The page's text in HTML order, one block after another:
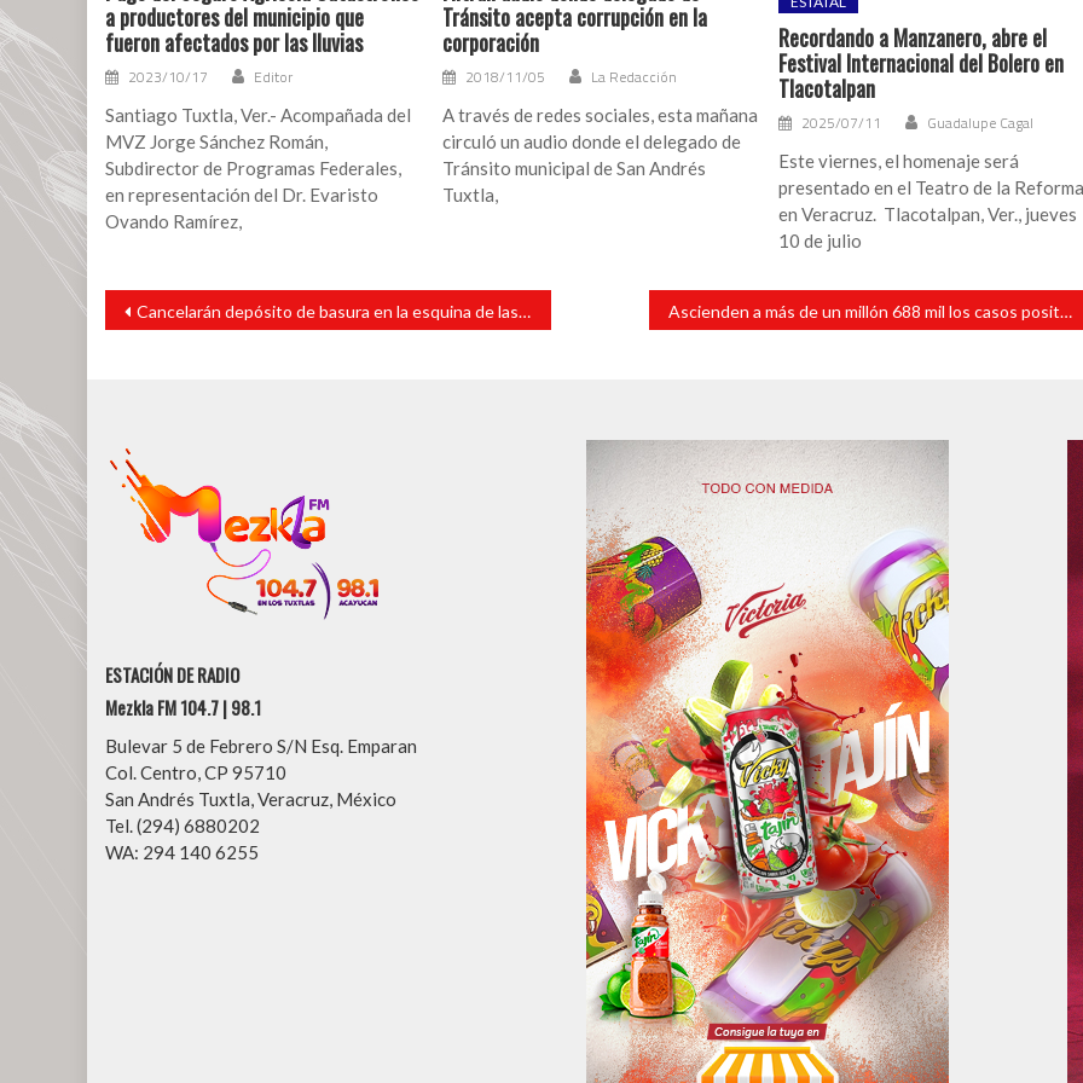
a productores del municipio que
fueron afectados por las lluvias
2023/10/17 Editor
Santiago Tuxtla, Ver.- Acompañada del
MVZ Jorge Sánchez Román,
Subdirector de Programas Federales,
en representación del Dr. Evaristo
Ovando Ramírez,
Tránsito acepta corrupción en la
corporación
2018/11/05 La Redacción
A través de redes sociales, esta mañana
circuló un audio donde el delegado de
Tránsito municipal de San Andrés
Tuxtla,
Recordando a Manzanero, abre el
Festival Internacional del Bolero en
Tlacotalpan
2025/07/11 Guadalupe Cagal
Este viernes, el homenaje será
presentado en el Teatro de la
en Veracruz. Tlacotalpan, Ver., jueves
10 de julio
Navegación
entradas
Cancelarán depósito de basura en la esquina de las calles 20 de noviembre y Adolfo López Mateos Ascienden a más de un millón 688 mil los casos positivos de Covid-19 en México
ESTACIÓN DE RADIO
Mezkla FM 104.7 | 98.1
Bulevar 5 de Febrero S/N Esq. Emparan
Col. Centro, CP 95710
San Andrés Tuxtla, Veracruz, México
Tel. (294) 6880202
WA: 294 140 6255